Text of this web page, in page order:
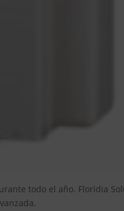
todo el año. Floridia